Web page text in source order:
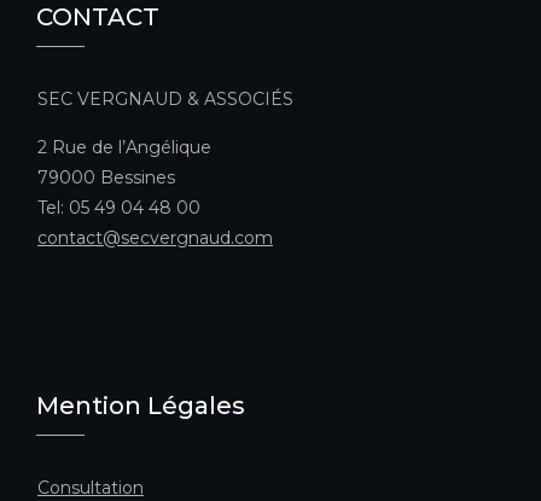
CONTACT
SEC VERGNAUD & ASSOCIÉS
2 Rue de l’Angélique
79000 Bessines
Tel: 05 49 04 48 00
contact@secvergnaud.com
Mention Légales
Consultation